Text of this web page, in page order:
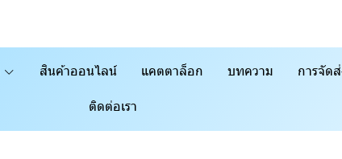
สินค้าออนไลน์ แคตตาล็อก บทความ การจัด
ติดต่อเรา